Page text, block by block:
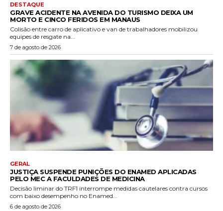
DESTAQUE
GRAVE ACIDENTE NA AVENIDA DO TURISMO DEIXA UM
MORTO E CINCO FERIDOS EM MANAUS
Colisão entre carro de aplicativo e van de trabalhadores mobilizou
equipes de resgate na...
7 de agosto de 2026
GERAL
JUSTIÇA SUSPENDE PUNIÇÕES DO ENAMED APLICADAS
PELO MEC A FACULDADES DE MEDICINA
Decisão liminar do TRF1 interrompe medidas cautelares contra cursos
com baixo desempenho no Enamed...
6 de agosto de 2026